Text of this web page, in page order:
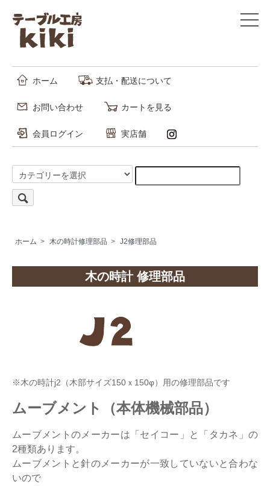
ホーム 支払・配送について
お問い合わせ カートを見る
会員ログイン 実店舗
ホーム > 木の時計修理部品 > J2修理部品
木の時計 修理部品
※木の時計j2（木部サイズ150ｘ150φ）用の修理部品です
ムーブメント（本体機械部品）
ムーブメントのメーカーは「セイコー」と「タカネ」の
2種類あります。
ムーブメントと針のメーカーが一致していないと合わな
いので